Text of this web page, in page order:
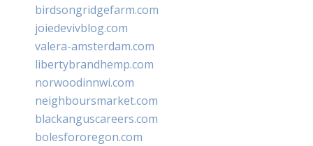
birdsongridgefarm.com
joiedevivblog.com
valera-amsterdam.com
libertybrandhemp.com
norwoodinnwi.com
neighboursmarket.com
blackanguscareers.com
bolesfororegon.com